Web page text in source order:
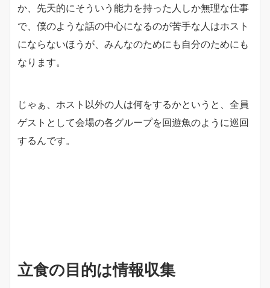
か、先天的にそういう能力を持った人しか無理な仕事
で、僕のような話の中心になるのが苦手な人はホスト
にならないほうが、みんなのためにも自分のためにも
なります。
じゃぁ、ホスト以外の人は何をするかというと、全員
ゲストとして会場の各グループを回遊魚のように巡回
するんです。
立食の目的は情報収集